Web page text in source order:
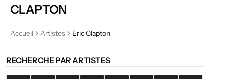
CLAPTON
Accueil Artistes Eric Clapton
RECHERCHE PAR ARTISTES